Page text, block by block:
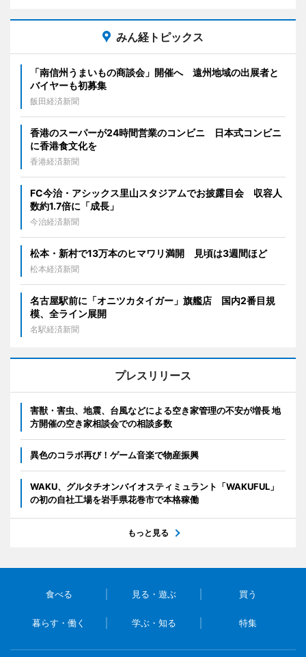
みん経トピックス
「南信州うまいもの商談会」開催へ 遠州地域の出展者と
バイヤーも初募集
飯田経済新聞
香港のスーパーが24時間営業のコンビニ 日本式コンビニ
に香港食文化を
香港経済新聞
FC今治・アシックス里山スタジアムでお披露目会 収容人
数約1.7倍に「成長」
今治経済新聞
松本・新村で13万本のヒマワリ満開 見頃は3週間ほど
松本経済新聞
名古屋駅前に「オニツカタイガー」旗艦店 国内2番目規
模、全ライン展開
名駅経済新聞
プレスリリース
害獣・害虫、地震、台風などによる空き家管理の不安が増長 地
方開催の空き家相談会での相談多数
異色のコラボ再び！ゲーム音楽で物産振興
WAKU、グルタチオンバイオスティミュラント「WAKUFUL」
の初の自社工場を岩手県花巻市で本格稼働
もっと見る
食べる 見る・遊ぶ 買う
暮らす・働く 学ぶ・知る 特集